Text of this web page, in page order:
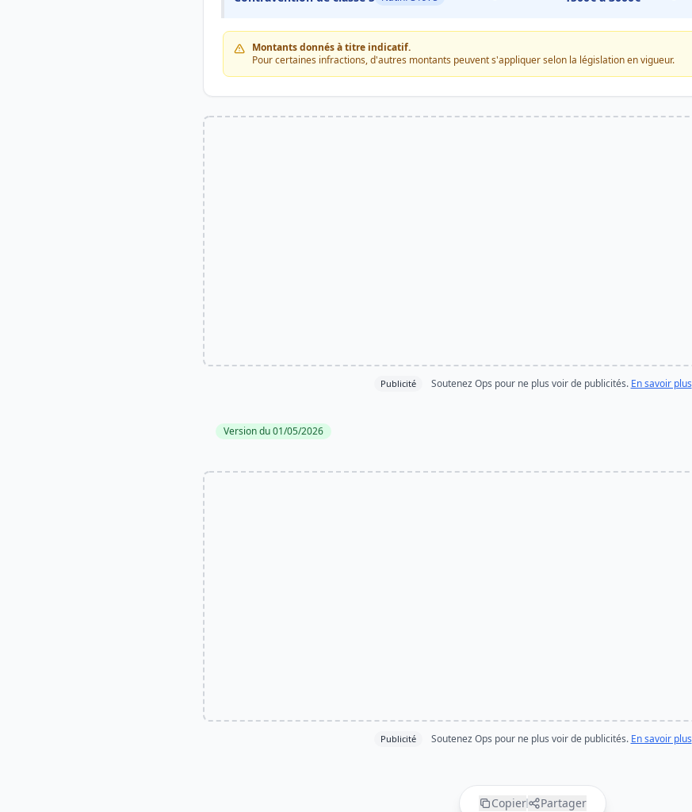
Montants donnés à titre indicatif.
Pour certaines infractions, d'autres montants peuvent s'appliquer selon la législation en vigueur.
Publicité Soutenez Ops pour ne plus voir de publicités. En savoir plus
Version du 01/05/2026
Publicité Soutenez Ops pour ne plus voir de publicités. En savoir plus
Copier Partager